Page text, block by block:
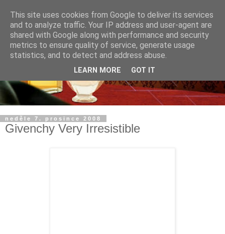
neděle 7. prosince 2008
Givenchy Very Irresistible
This site uses cookies from Google to deliver its services
and to analyze traffic. Your IP address and user-agent are
shared with Google along with performance and security
metrics to ensure quality of service, generate usage
statistics, and to detect and address abuse.
LEARN MORE GOT IT